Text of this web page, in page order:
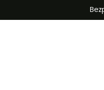
Letní akce 🔥 -5 %